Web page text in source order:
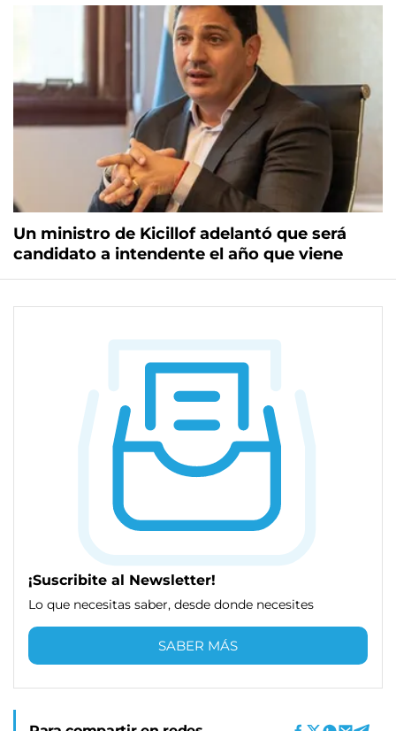
Un ministro de Kicillof adelantó que será
candidato a intendente el año que viene
¡Suscribite al Newsletter!
Lo que necesitas saber, desde donde necesites
SABER MÁS